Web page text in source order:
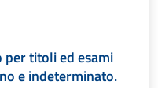
per titoli ed esami
e indeterminato.